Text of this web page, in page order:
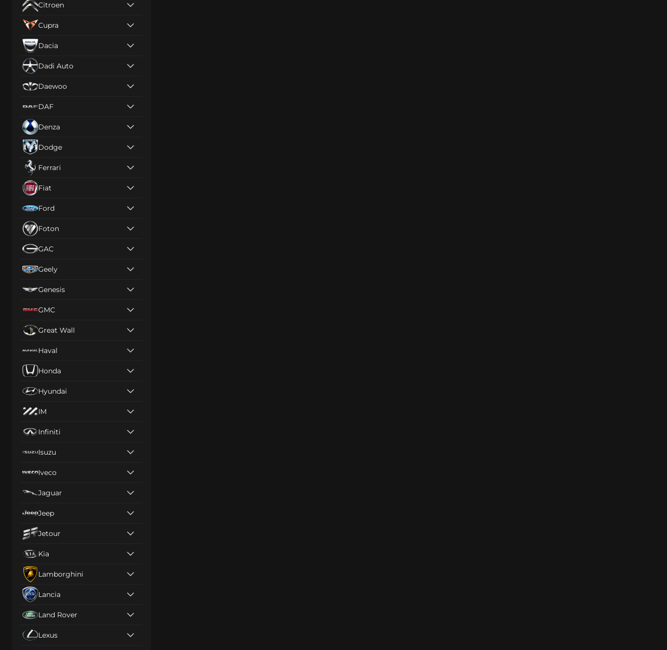
Citroen
Cupra
Dacia
Dadi Auto
Daewoo
DAF
Denza
Dodge
Ferrari
Fiat
Ford
Foton
GAC
Geely
Genesis
GMC
Great Wall
Haval
Honda
Hyundai
IM
Infiniti
Isuzu
Iveco
Jaguar
Jeep
Jetour
Kia
Lamborghini
Lancia
Land Rover
Lexus